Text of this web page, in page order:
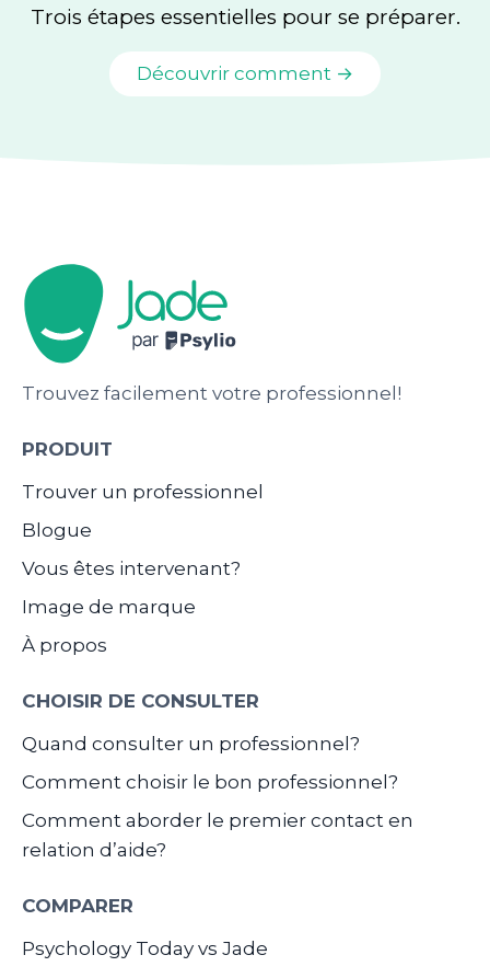
Trois étapes essentielles pour se préparer.
Découvrir comment →
Trouvez facilement votre professionnel!
PRODUIT
Trouver un professionnel
Blogue
Vous êtes intervenant?
Image de marque
À propos
CHOISIR DE CONSULTER
Quand consulter un professionnel?
Comment choisir le bon professionnel?
Comment aborder le premier contact en
relation d’aide?
COMPARER
Psychology Today vs Jade